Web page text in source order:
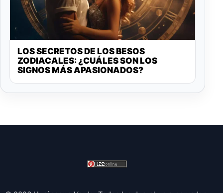
LOS SECRETOS DE LOS BESOS
ZODIACALES: ¿CUÁLES SON LOS
SIGNOS MÁS APASIONADOS?